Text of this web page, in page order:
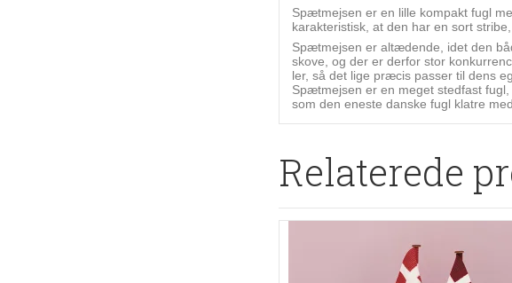
Spætmejsen er en lille kompakt fugl
karakteristisk, at den har en sort
Spætmejsen er altædende, idet den
skove, og der er derfor stor
ler, så det lige præcis passer til dens
Spætmejsen er en meget stedfast
som den eneste danske fugl klatre
Relaterede